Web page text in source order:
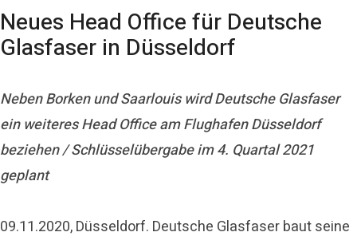
Neues Head Office für Deutsche
Glasfaser in Düsseldorf
Neben Borken und Saarlouis wird Deutsche Glasfaser
ein weiteres Head Office am Flughafen Düsseldorf
beziehen / Schlüsselübergabe im 4. Quartal 2021
geplant
09.11.2020, Düsseldorf. Deutsche Glasfaser baut seine